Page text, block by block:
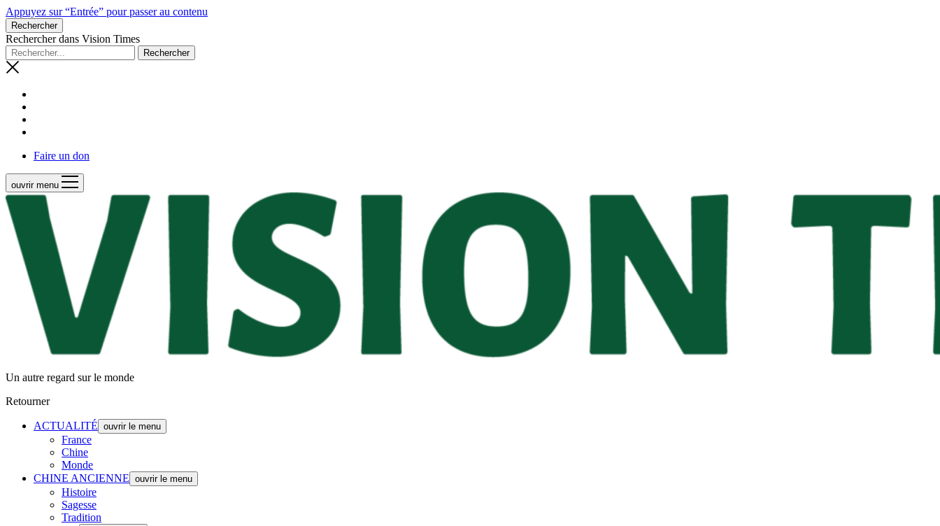
Appuyez sur “Entrée” pour passer au contenu
Rechercher
Rechercher dans Vision Times
Faire un don
ouvrir menu
Un autre regard sur le monde
Retourner
ACTUALITÉ ouvrir le menu
France
Chine
Monde
CHINE ANCIENNE ouvrir le menu
Histoire
Sagesse
Tradition